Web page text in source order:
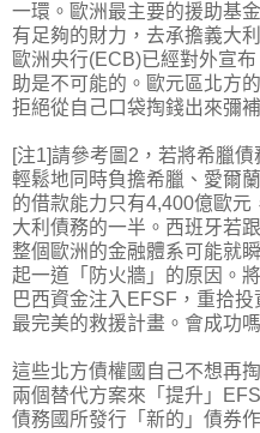
一環。歐洲最主要的援助基
有足夠的財力，去承擔義大
歐洲央行(ECB)已經對外宣
助是不可能的。歐元區北方
拒絕從自己口袋掏錢出來彌
[注1]請參考圖2，若將希臘
輕鬆地同時負擔希臘、愛爾
的借款能力只有4,400億歐
大利債務的一半。西班牙若
整個歐洲的金融體系可能就
起一道「防火牆」的原因。
巴西資金注入EFSF，重拾
最完美的救援計畫。會成功
這些北方債權國自己不想再
兩個替代方案來「提升」
債務國所發行「新的」債券